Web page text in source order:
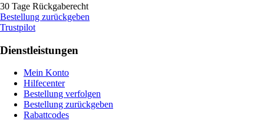
30 Tage Rückgaberecht
Bestellung zurückgeben
Trustpilot
Dienstleistungen
Mein Konto
Hilfecenter
Bestellung verfolgen
Bestellung zurückgeben
Rabattcodes